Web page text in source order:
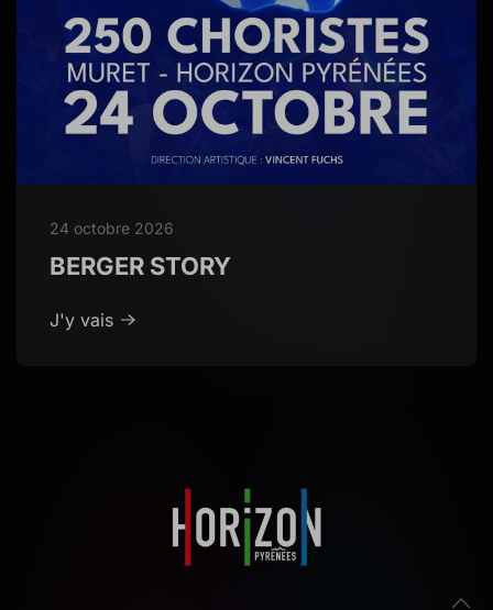
24 octobre 2026
BERGER STORY
J'y vais